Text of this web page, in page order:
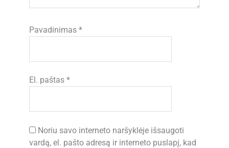
Pavadinimas*
El. paštas*
Noriu savo interneto naršyklėje išsaugoti
vardą, el. pašto adresą ir interneto puslapį, kad